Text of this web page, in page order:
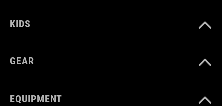
KIDS
GEAR
EQUIPMENT